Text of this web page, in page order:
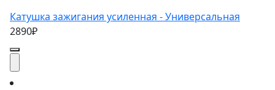
Катушка зажигания усиленная - Универсальная
2890₽